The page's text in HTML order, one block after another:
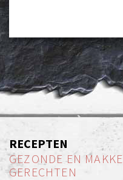
RECEPTEN
GEZONDE EN
GERECHTEN